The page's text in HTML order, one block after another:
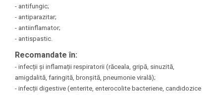
- antifungic;
- antiparazitar;
- antiinflamator;
- antispastic.
Recomandate în:
- infecții și inflamații respiratorii (răceala, gripă, sinuzită,
amigdalită, faringită, bronșită, pneumonie virală);
- infecții digestive (enterite, enterocolite bacteriene, candidozice